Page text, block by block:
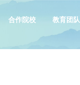
合作院校 教育团队